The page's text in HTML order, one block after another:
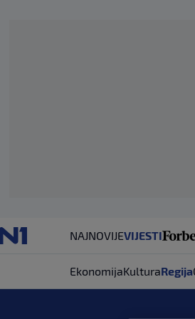
NAJNOVIJEVIJESTI
EkonomijaKulturaRegija